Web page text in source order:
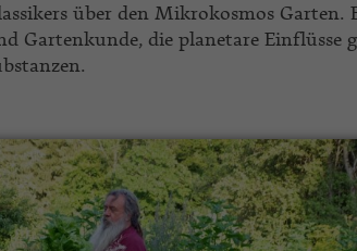
über den Mikrokosmos Garten.
Gartenkunde, die planetare Einflüsse